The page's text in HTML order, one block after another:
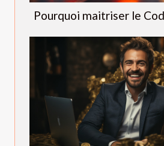
Pourquoi maitriser le